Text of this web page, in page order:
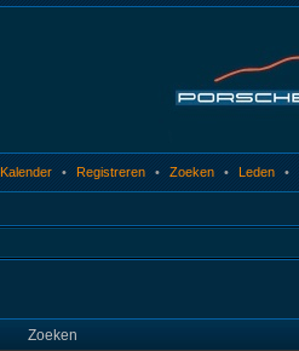
Kalender • Registreren • Zoeken • Leden •
Zoeken